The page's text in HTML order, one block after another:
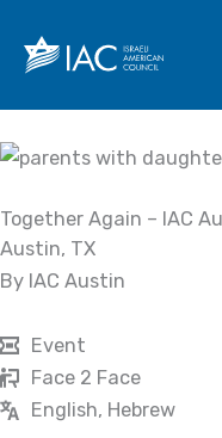
content
Together Again – IAC
Austin, TX
By IAC Austin
Event
Face 2 Face
English, Hebrew